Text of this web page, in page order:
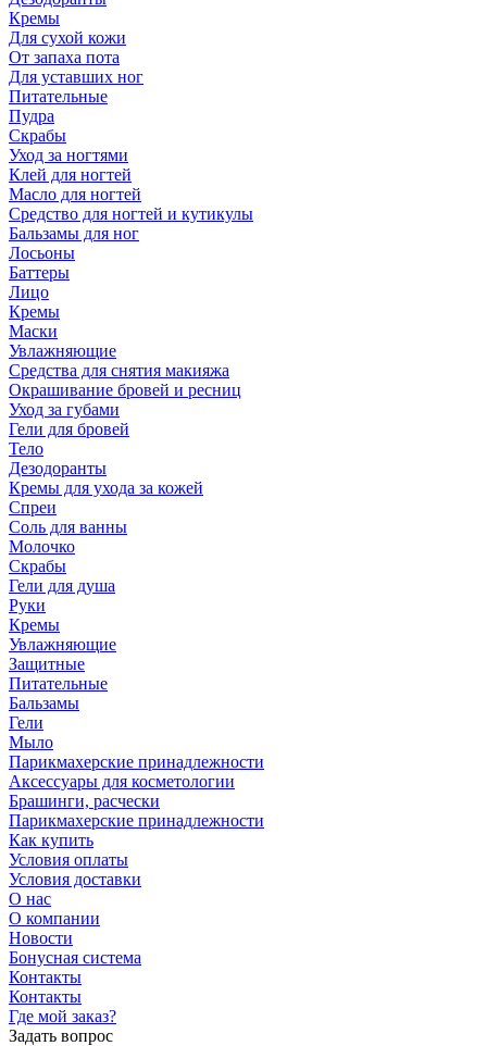
Кремы
Для сухой кожи
От запаха пота
Для уставших ног
Питательные
Пудра
Скрабы
Уход за ногтями
Клей для ногтей
Масло для ногтей
Средство для ногтей и кутикулы
Бальзамы для ног
Лосьоны
Баттеры
Лицо
Кремы
Маски
Увлажняющие
Средства для снятия макияжа
Окрашивание бровей и ресниц
Уход за губами
Гели для бровей
Тело
Дезодоранты
Кремы для ухода за кожей
Спреи
Соль для ванны
Молочко
Скрабы
Гели для душа
Руки
Кремы
Увлажняющие
Защитные
Питательные
Бальзамы
Гели
Мыло
Парикмахерские принадлежности
Аксессуары для косметологии
Брашинги, расчески
Парикмахерские принадлежности
Как купить
Условия оплаты
Условия доставки
О нас
О компании
Новости
Бонусная система
Контакты
Контакты
Где мой заказ?
Задать вопрос